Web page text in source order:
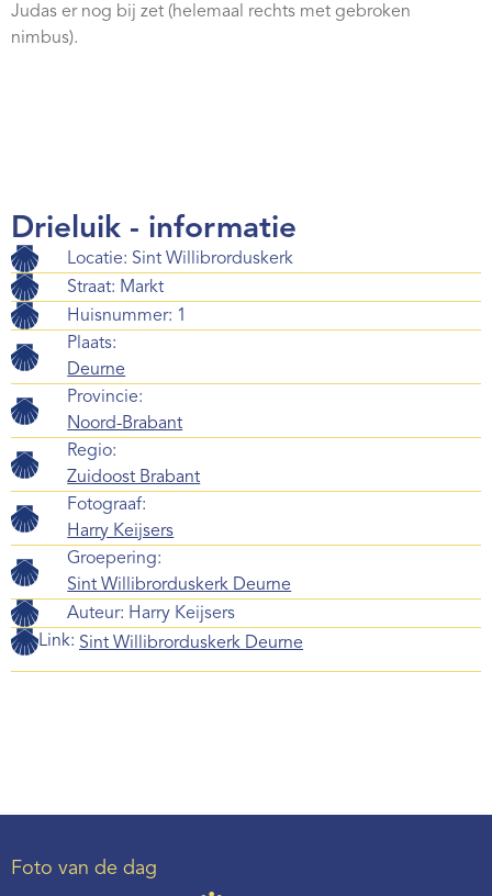
Webshop
Judas er nog bij zet (helemaal rechts met gebroken
nimbus).
Drieluik - informatie
Locatie: Sint Willibrorduskerk
Straat: Markt
Huisnummer: 1
Plaats:
Deurne
Provincie:
Noord-Brabant
Regio:
Zuidoost Brabant
Fotograaf:
Harry Keijsers
Groepering:
Sint Willibrorduskerk Deurne
Auteur: Harry Keijsers
Link: Sint Willibrorduskerk Deurne
Foto van de dag